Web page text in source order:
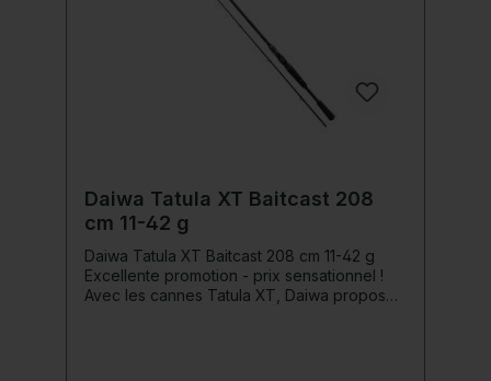
Daiwa Tatula XT Baitcast 208
cm 11-42 g
Daiwa Tatula XT Baitcast 208 cm 11-42 g
Excellente promotion - prix sensationnel !
Avec les cannes Tatula XT, Daiwa propose